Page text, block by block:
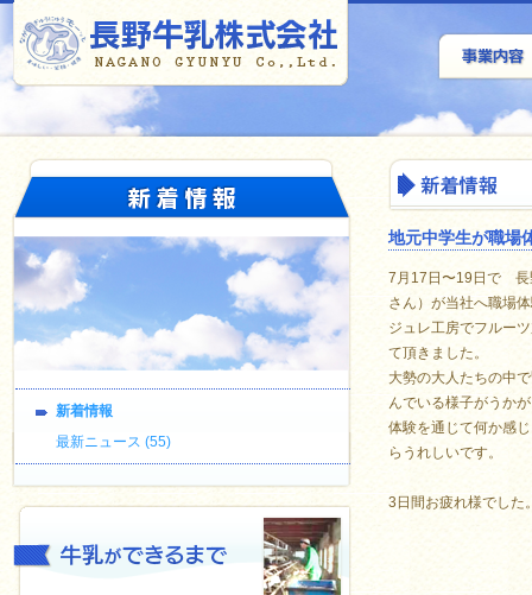
新着情報
最新ニュース (55)
地元中学生が職場
7月17日〜19日で 長
さん）が当社へ職場
ジュレ工房でフルー
て頂きました。
大勢の大人たちの中
んでいる様子がうか
体験を通じて何か感
らうれしいです。
3日間お疲れ様でした